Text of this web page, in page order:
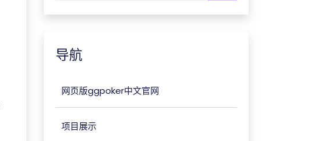
导航
网页版ggpoker中文官网
项目展示